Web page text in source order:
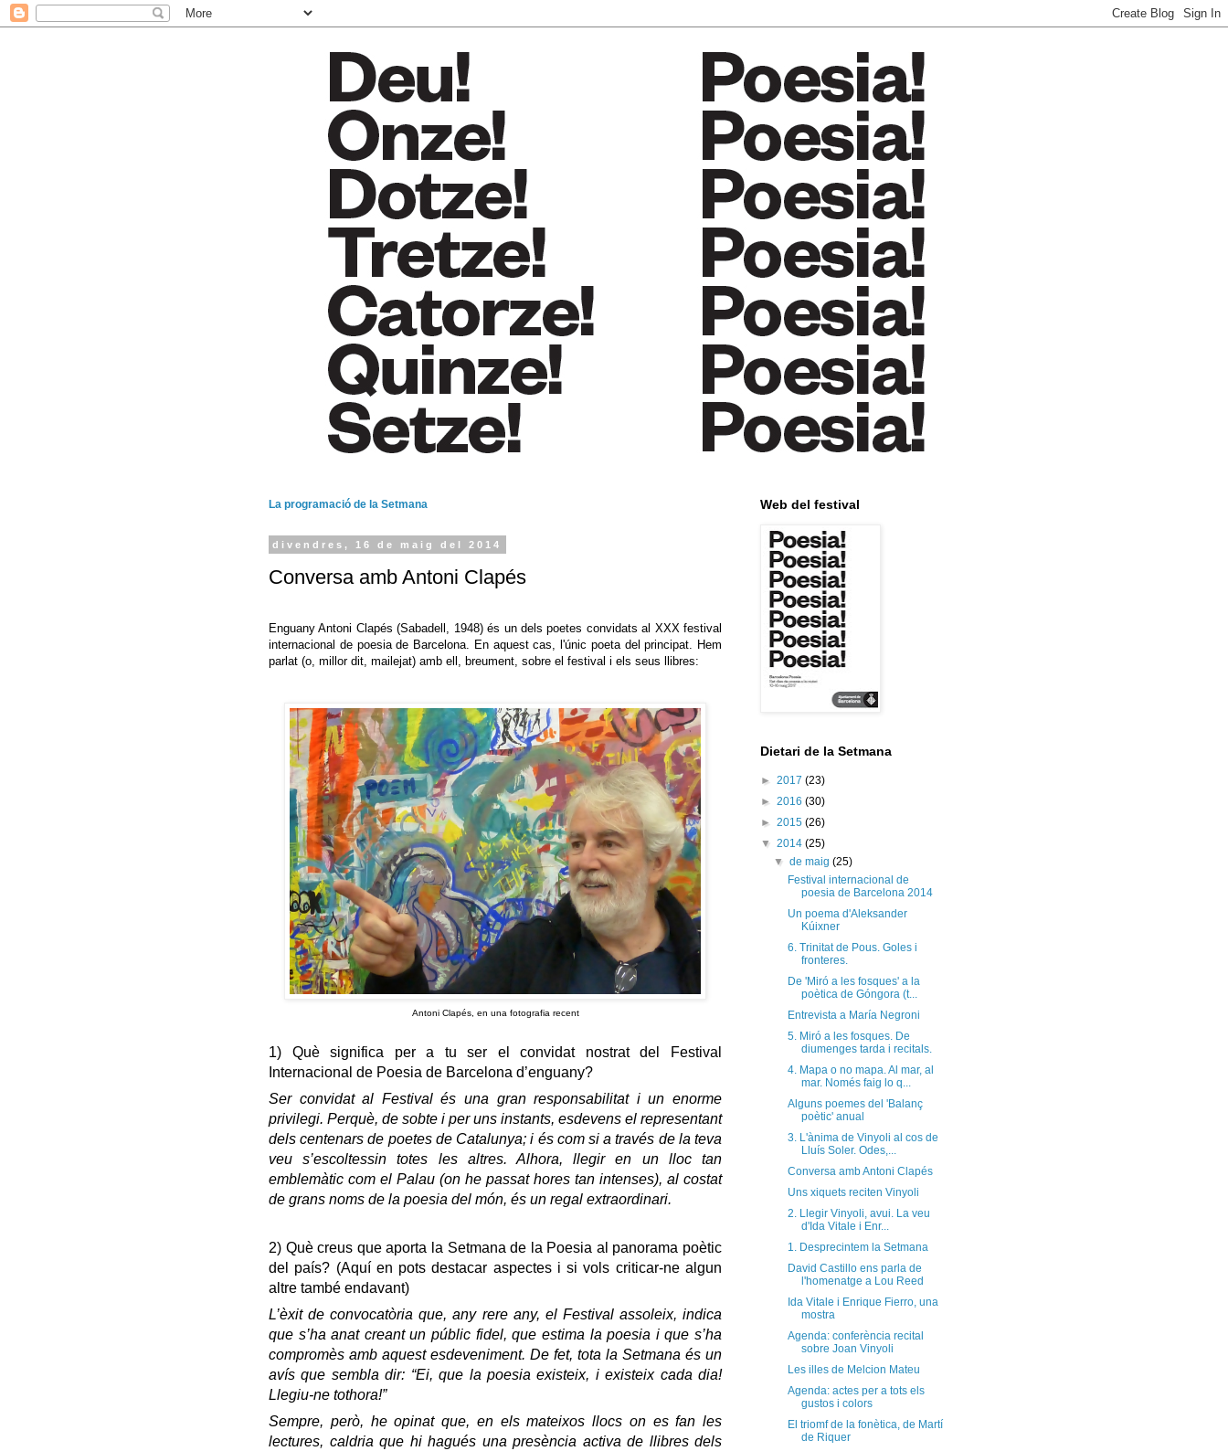
La programació de la Setmana
divendres, 16 de maig del 2014
Conversa amb Antoni Clapés
Enguany Antoni Clapés (Sabadell, 1948) és un dels poetes convidats al XXX festival
internacional de poesia de Barcelona. En aquest cas, l'únic poeta del principat. Hem
parlat (o, millor dit, mailejat) amb ell, breument, sobre el festival i els seus llibres:
Antoni Clapés, en una fotografia recent
1) Què significa per a tu ser el convidat nostrat del Festival
Internacional de Poesia de Barcelona d’enguany?
Ser convidat al Festival és una gran responsabilitat i un enorme
privilegi. Perquè, de sobte i per uns instants, esdevens el representant
dels centenars de poetes de Catalunya; i és com si a través de la teva
veu s’escoltessin totes les altres. Alhora, llegir en un lloc tan
emblemàtic com el Palau (on he passat hores tan intenses), al costat
de grans noms de la poesia del món, és un regal extraordinari.
2) Què creus que aporta la Setmana de la Poesia al panorama poètic
del país? (Aquí en pots destacar aspectes i si vols criticar-ne algun
altre també endavant)
L’èxit de convocatòria que, any rere any, el Festival assoleix, indica
que s’ha anat creant un públic fidel, que estima la poesia i que s’ha
compromès amb aquest esdeveniment. De fet, tota la Setmana és un
avís que sembla dir: “Ei, que la poesia existeix, i existeix cada dia!
Llegiu-ne tothora!”
Sempre, però, he opinat que, en els mateixos llocs on es fan les
lectures, caldria que hi hagués una presència activa de llibres dels
Web del festival
Dietari de la Setmana
► 2017 (23)
► 2016 (30)
► 2015 (26)
▼ 2014 (25)
▼de maig(25)
Festival internacional de
poesia de Barcelona 2014
Un poema d'Aleksander
Kúixner
6. Trinitat de Pous. Goles i
fronteres.
De 'Miró a les fosques' a la
poètica de Góngora (t...
Entrevista a María Negroni
5. Miró a les fosques. De
diumenges tarda i recitals.
4. Mapa o no mapa. Al mar, al
mar. Només faig lo q...
Alguns poemes del 'Balanç
poètic' anual
3. L'ànima de Vinyoli al cos de
Lluís Soler. Odes,...
Conversa amb Antoni Clapés
Uns xiquets reciten Vinyoli
2. Llegir Vinyoli, avui. La veu
d'Ida Vitale i Enr...
1. Desprecintem la Setmana
David Castillo ens parla de
l'homenatge a Lou Reed
Ida Vitale i Enrique Fierro, una
mostra
Agenda: conferència recital
sobre Joan Vinyoli
Les illes de Melcion Mateu
Agenda: actes per a tots els
gustos i colors
El triomf de la fonètica, de Martí
de Riquer